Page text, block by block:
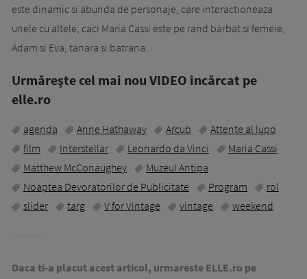
este dinamic si abunda de personaje, care interactioneaza
unele cu altele, caci Maria Cassi este pe rand barbat si femeie,
Adam si Eva, tanara si batrana.
Urmăreşte cel mai nou VIDEO incărcat pe
elle.ro
agenda Anne Hathaway Arcub
Attente al lupo
film
Interstellar Leonardo da Vinci
Maria Cassi
Matthew McConaughey
Muzeul Antipa
Noaptea Devoratorilor de Publicitate
Program
rol
slider
targ V for Vintage vintage weekend
Daca ti-a placut acest articol, urmareste ELLE.ro pe